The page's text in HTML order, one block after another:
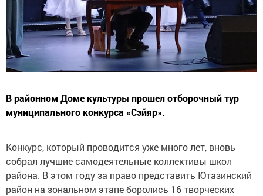
В районном Доме культуры прошел отборочный тур
муниципального конкурса «Сэйяр».
Конкурс, который проводится уже много лет, вновь
собрал лучшие самодеятельные коллективы школ
района. В этом году за право представить Ютазинский
район на зональном этапе боролись 16 творческих